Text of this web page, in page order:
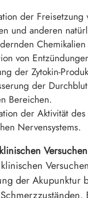
der Freisetzung
und anderen
von
der Zytokin-
der
Bereichen.
der Aktivität des
Nervensystems.
der Akupunktur